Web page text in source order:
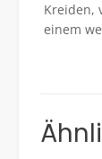
Kreiden,
einem